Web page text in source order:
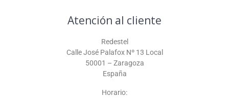
Atención al cliente
Redestel
Calle José Palafox Nº 13 Local
50001 – Zaragoza
España
Horario: